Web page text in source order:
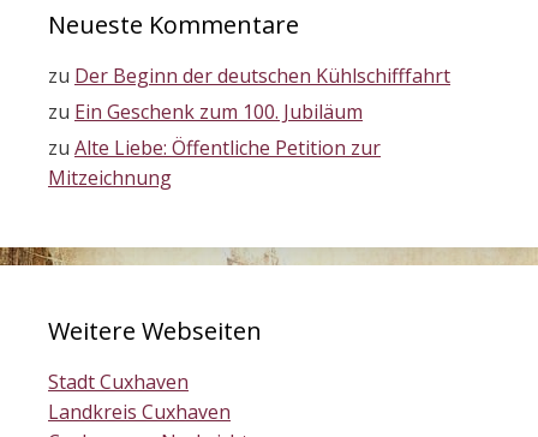
Neueste Kommentare
zu Der Beginn der deutschen Kühlschifffahrt
zu Ein Geschenk zum 100. Jubiläum
zu Alte Liebe: Öffentliche Petition zur
Mitzeichnung
Weitere Webseiten
Stadt Cuxhaven
Landkreis Cuxhaven